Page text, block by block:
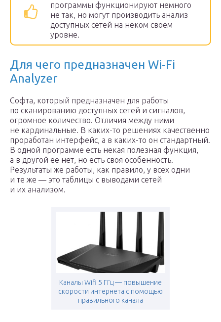
программы функционируют немного
не так, но могут производить анализ
доступных сетей на неком своем
уровне.
Для чего предназначен Wi-Fi
Analyzer
Софта, который предназначен для работы
по сканированию доступных сетей и сигналов,
огромное количество. Отличия между ними
не кардинальные. В каких-то решениях качественно
проработан интерфейс, а в каких-то он стандартный.
В одной программе есть некая полезная функция,
а в другой ее нет, но есть своя особенность.
Результаты же работы, как правило, у всех одни
и те же — это таблицы с выводами сетей
и их анализом.
Каналы Wifi 5 ГГц — повышение
скорости интернета с помощью
правильного канала